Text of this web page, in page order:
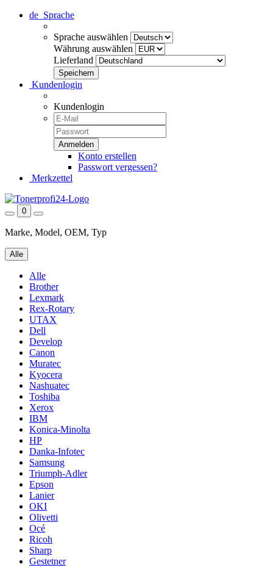
de Sprache
Sprache auswählen
Währung auswählen
Lieferland
Kundenlogin
Kundenlogin
Konto erstellen
Passwort vergessen?
Merkzettel
0
Marke, Model, OEM, Typ
Alle
Alle
Brother
Lexmark
Rex-Rotary
UTAX
Dell
Develop
Canon
Muratec
Kyocera
Nashuatec
Toshiba
Xerox
IBM
Konica-Minolta
HP
Danka-Infotec
Samsung
Triumph-Adler
Epson
Lanier
OKI
Olivetti
Océ
Ricoh
Sharp
Gestetner